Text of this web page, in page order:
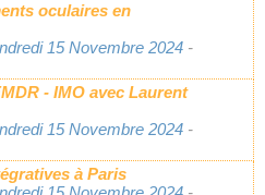
oculaires en
15 Novembre 2024 -
- IMO avec Laurent
15 Novembre 2024 -
à Paris